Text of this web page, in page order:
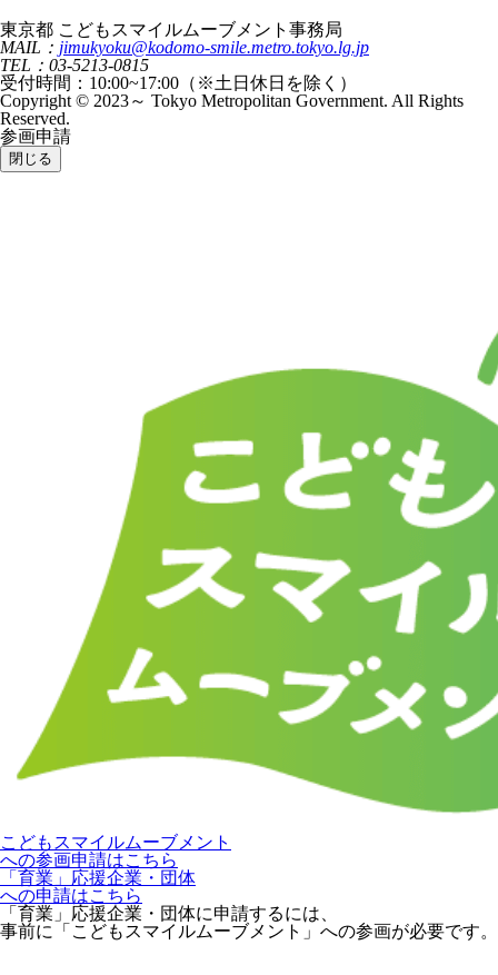
東京都 こどもスマイルムーブメント事務局
MAIL： jimukyoku@kodomo-smile.metro.tokyo.lg.jp
TEL：03-5213-0815
受付時間：10:00~17:00（※土日休日を除く）
Copyright © 2023～ Tokyo Metropolitan Government. All Rights
Reserved.
参画申請
閉じる
こどもスマイルムーブメント
への参画申請はこちら
「育業」応援企業・団体
への申請はこちら
「育業」応援企業・団体に申請するには、
事前に「こどもスマイルムーブメント」への参画が必要です。